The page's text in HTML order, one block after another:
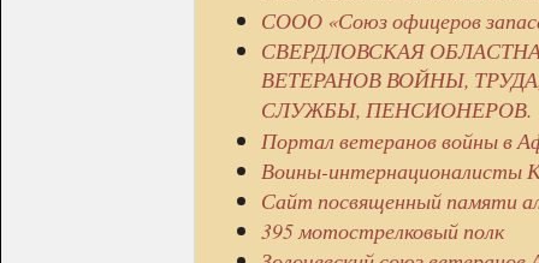
СООО «Союз офицеров
СВЕРДЛОВСКАЯ
ВЕТЕРАНОВ ВОЙНЫ,
СЛУЖБЫ, ПЕНСИОНЕРОВ.
Портал ветеранов войны в
Воины-интернационалисты
Сайт посвященный памяти
395 мотострелковый полк